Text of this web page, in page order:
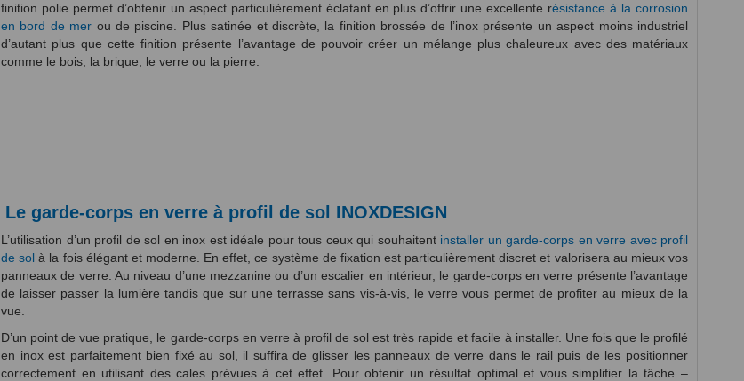
finition polie permet d’obtenir un aspect particulièrement éclatant en plus d’offrir une excellente résistance à la corrosion
en bord de mer ou de piscine. Plus satinée et discrète, la finition brossée de l’inox présente un aspect moins industriel
d’autant plus que cette finition présente l’avantage de pouvoir créer un mélange plus chaleureux avec des matériaux
comme le bois, la brique, le verre ou la pierre.
Le garde-corps en verre à profil de sol INOXDESIGN
L’utilisation d’un profil de sol en inox est idéale pour tous ceux qui souhaitent installer un garde-corps en verre avec profil
de sol à la fois élégant et moderne. En effet, ce système de fixation est particulièrement discret et valorisera au mieux vos
panneaux de verre. Au niveau d’une mezzanine ou d’un escalier en intérieur, le garde-corps en verre présente l’avantage
de laisser passer la lumière tandis que sur une terrasse sans vis-à-vis, le verre vous permet de profiter au mieux de la
vue.
D’un point de vue pratique, le garde-corps en verre à profil de sol est très rapide et facile à installer. Une fois que le profilé
en inox est parfaitement bien fixé au sol, il suffira de glisser les panneaux de verre dans le rail puis de les positionner
correctement en utilisant des cales prévues à cet effet. Pour obtenir un résultat optimal et vous simplifier la tâche –